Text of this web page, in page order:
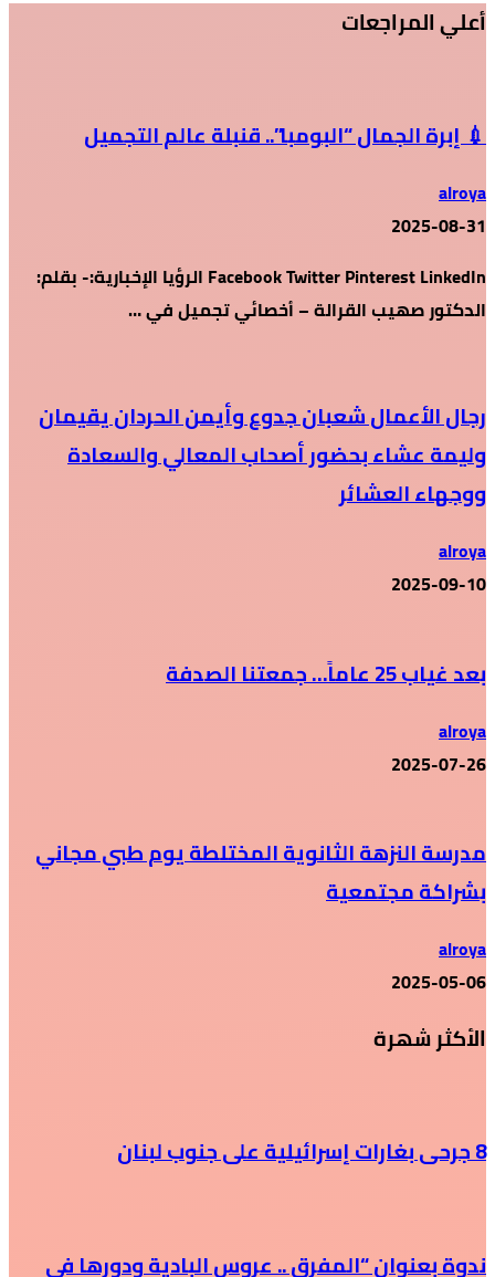
أعلي المراجعات
💉 إبرة الجمال “البومبا”.. قنبلة عالم التجميل
alroya
2025-08-31
Facebook Twitter Pinterest LinkedIn الرؤيا الإخبارية:- بقلم:
الدكتور صهيب القرالة – أخصائي تجميل في …
رجال الأعمال شعبان جدوع وأيمن الحردان يقيمان
وليمة عشاء بحضور أصحاب المعالي والسعادة
ووجهاء العشائر
alroya
2025-09-10
بعد غياب 25 عاماً… جمعتنا الصدفة
alroya
2025-07-26
مدرسة النزهة الثانوية المختلطة يوم طبي مجاني
بشراكة مجتمعية
alroya
2025-05-06
الأكثر شهرة
8 جرحى بغارات إسرائيلية على جنوب لبنان
ندوة بعنوان “المفرق .. عروس البادية ودورها في